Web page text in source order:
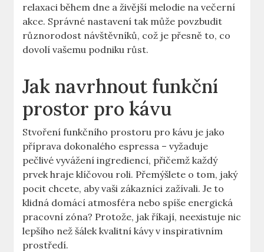
relaxaci během dne a živější melodie na večerní
akce. Správné nastavení tak může povzbudit
různorodost návštěvníků, což je přesně to, co
dovolí vašemu podniku růst.
Jak navrhnout funkční
prostor pro kávu
Stvoření funkčního prostoru pro kávu je jako
příprava dokonalého espressa – vyžaduje
pečlivé vyvážení ingrediencí, přičemž každý
prvek hraje klíčovou roli. Přemýšlete o tom, jaký
pocit chcete, aby vaši zákazníci zažívali. Je to
klidná domácí atmosféra nebo spíše energická
pracovní zóna? Protože, jak říkají, neexistuje nic
lepšího než šálek kvalitní kávy v inspirativním
prostředí.